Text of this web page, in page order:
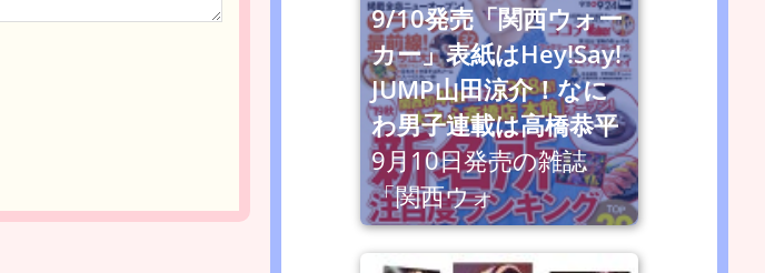
9/10発売「関西ウォー
カー」表紙はHey!Say!
JUMP山田涼介！なに
わ男子連載は高橋恭平
9月10日発売の雑誌
「関西ウォ